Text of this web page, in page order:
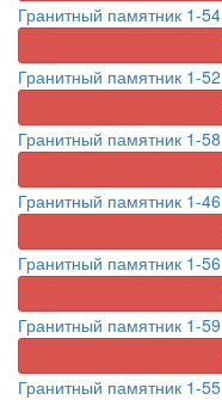
Гранитный памятник 1-54
Гранитный памятник 1-52
Гранитный памятник 1-58
Гранитный памятник 1-46
Гранитный памятник 1-56
Гранитный памятник 1-59
Гранитный памятник 1-55